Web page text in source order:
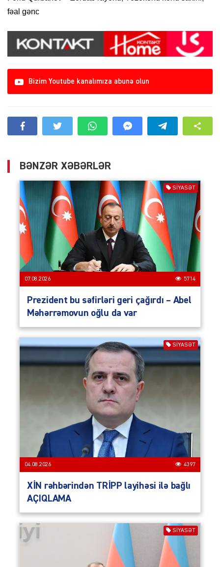
fəal gənc
Bizim Youtube kanalımıza abunə olun
BƏNZƏR XƏBƏRLƏR
SIYASƏT
07.08.2026 5714
Prezident bu səfirləri geri çağırdı – Abel
Məhərrəmovun oğlu da var
SIYASƏT
04.08.2026 4397
XİN rəhbərindən TRİPP layihəsi ilə bağlı
AÇIQLAMA
SIYASƏT